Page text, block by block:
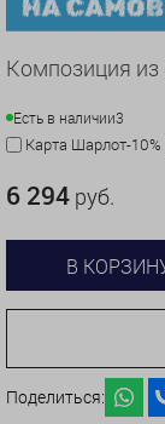
Композиция
Есть в наличии3
Карта Шарлот-10%
6 294 руб.
В
Поделиться: